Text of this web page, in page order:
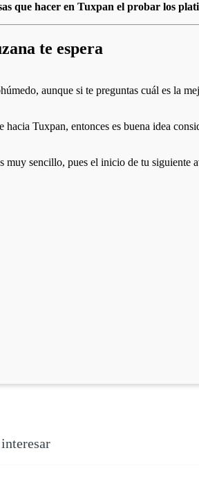
que hacer en Tuxpan el probar los
te espera
aunque si te preguntas cuál es la
hacia Tuxpan, entonces es buena idea
muy sencillo, pues el inicio de tu siguiente